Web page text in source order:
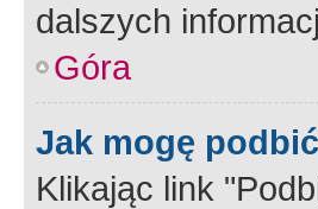
dalszych
Góra
Jak mogę
Klikając link